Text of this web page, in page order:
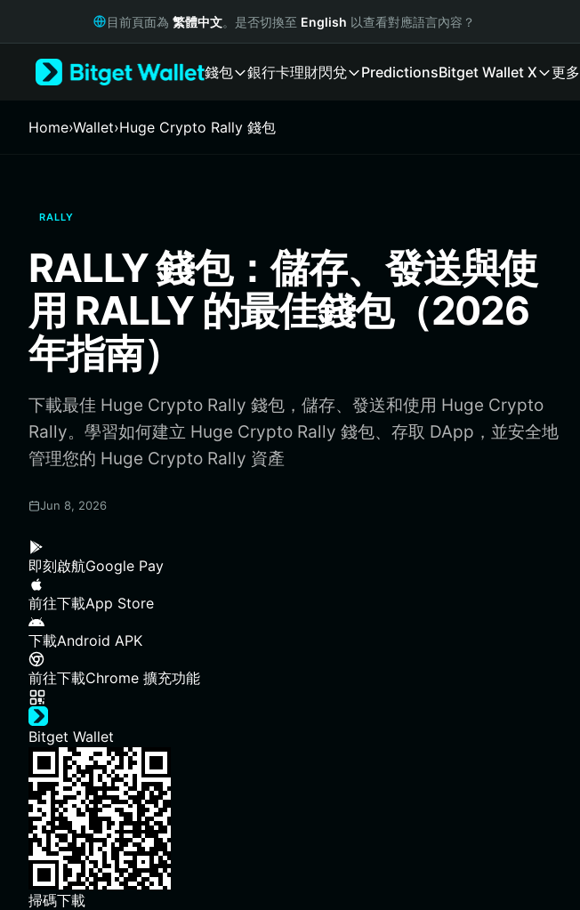
Русский
Italiano
繁體中文
Bahasa Indonesia
ภาษาไทย
Español
Português (Brasil)
Español (Argentina)
目前頁面為 繁體中文。是否切換至 English 以查看對應語言內容？
錢包 銀行卡理財閃兌 PredictionsBitget Wallet X 更多
Home›Wallet›Huge Crypto Rally 錢包
RALLY
RALLY 錢包：儲存、發送與使
用 RALLY 的最佳錢包（2026
年指南）
下載最佳 Huge Crypto Rally 錢包，儲存、發送和使用 Huge Crypto
Rally。學習如何建立 Huge Crypto Rally 錢包、存取 DApp，並安全地
管理您的 Huge Crypto Rally 資產
Jun 8, 2026
即刻啟航Google Pay
前往下載App Store
下載Android APK
前往下載Chrome 擴充功能
Bitget Wallet
掃碼下載